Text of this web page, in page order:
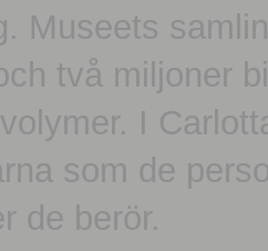
Museets
två miljoner
I
som de
de berör.